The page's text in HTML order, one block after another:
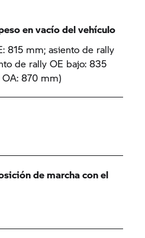
en vacío del vehículo
815 mm; asiento de rally
de rally OE bajo: 835
870 mm)
de marcha con el